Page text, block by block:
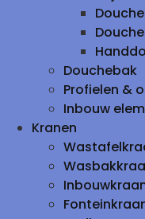
Douchebak
Profielen &
Inbouw
Kranen